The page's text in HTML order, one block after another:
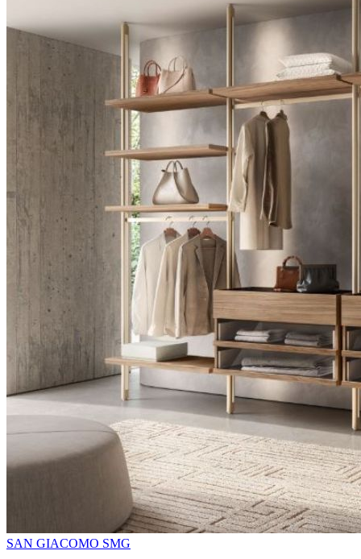
SAN GIACOMO SMG